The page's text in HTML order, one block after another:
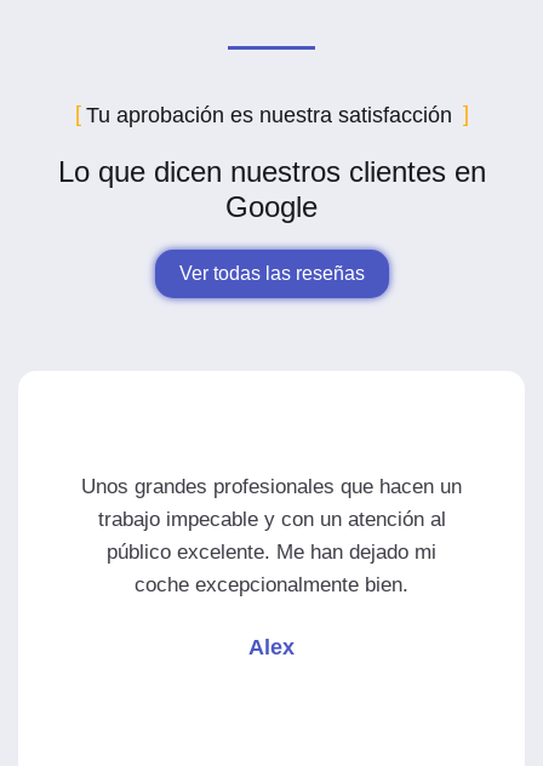
Tu aprobación es nuestra satisfacción
Lo que dicen nuestros clientes en
Google
Ver todas las reseñas
Unos grandes profesionales que hacen un
trabajo impecable y con un atención al
público excelente. Me han dejado mi
coche excepcionalmente bien.
Alex